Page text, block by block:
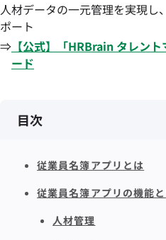
人材データの一元管理を実現し
ポート
⇒ 【公式】「HRBrain タレント
ード
目次
従業員名簿アプリとは
従業員名簿アプリの機能
人材管理